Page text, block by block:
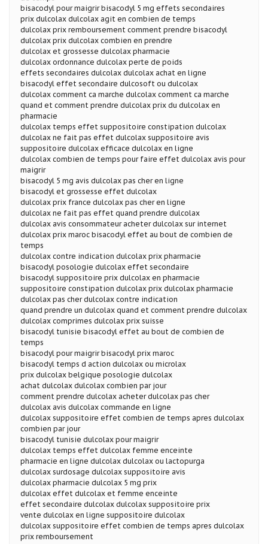
bisacodyl pour maigrir bisacodyl 5 mg effets secondaires
prix dulcolax dulcolax agit en combien de temps
dulcolax prix remboursement comment prendre bisacodyl
dulcolax prix dulcolax combien en prendre
dulcolax et grossesse dulcolax pharmacie
dulcolax ordonnance dulcolax perte de poids
effets secondaires dulcolax dulcolax achat en ligne
bisacodyl effet secondaire dulcosoft ou dulcolax
dulcolax comment ca marche dulcolax comment ca marche
quand et comment prendre dulcolax prix du dulcolax en
pharmacie
dulcolax temps effet suppositoire constipation dulcolax
dulcolax ne fait pas effet dulcolax suppositoire avis
suppositoire dulcolax efficace dulcolax en ligne
dulcolax combien de temps pour faire effet dulcolax avis pour
maigrir
bisacodyl 5 mg avis dulcolax pas cher en ligne
bisacodyl et grossesse effet dulcolax
dulcolax prix france dulcolax pas cher en ligne
dulcolax ne fait pas effet quand prendre dulcolax
dulcolax avis consommateur acheter dulcolax sur internet
dulcolax prix maroc bisacodyl effet au bout de combien de
temps
dulcolax contre indication dulcolax prix pharmacie
bisacodyl posologie dulcolax effet secondaire
bisacodyl suppositoire prix dulcolax en pharmacie
suppositoire constipation dulcolax prix dulcolax pharmacie
dulcolax pas cher dulcolax contre indication
quand prendre un dulcolax quand et comment prendre dulcolax
dulcolax comprimes dulcolax prix suisse
bisacodyl tunisie bisacodyl effet au bout de combien de
temps
bisacodyl pour maigrir bisacodyl prix maroc
bisacodyl temps d action dulcolax ou microlax
prix dulcolax belgique posologie dulcolax
achat dulcolax dulcolax combien par jour
comment prendre dulcolax acheter dulcolax pas cher
dulcolax avis dulcolax commande en ligne
dulcolax suppositoire effet combien de temps apres dulcolax
combien par jour
bisacodyl tunisie dulcolax pour maigrir
dulcolax temps effet dulcolax femme enceinte
pharmacie en ligne dulcolax dulcolax ou lactopurga
dulcolax surdosage dulcolax suppositoire avis
dulcolax pharmacie dulcolax 5 mg prix
dulcolax effet dulcolax et femme enceinte
effet secondaire dulcolax dulcolax suppositoire prix
vente dulcolax en ligne suppositoire dulcolax
dulcolax suppositoire effet combien de temps apres dulcolax
prix remboursement